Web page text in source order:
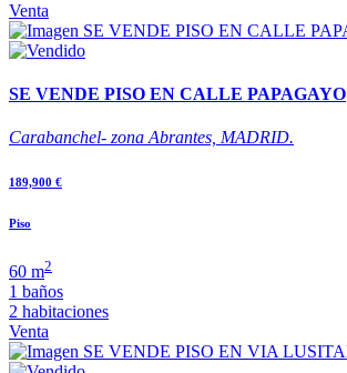
Venta
SE VENDE PISO EN CALLE PAPAGAYO
Carabanchel- zona Abrantes, MADRID.
189,900 €
Piso
60 m2
1 baños
2 habitaciones
Venta